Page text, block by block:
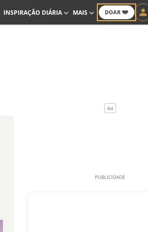
DOAR ❤️
INSPIRAÇÃO DIÁRIA MAIS